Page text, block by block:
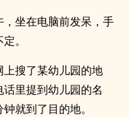
坐在电脑前发呆，手
。
搜了某幼儿园的地
里提到幼儿园的名
就到了目的地。